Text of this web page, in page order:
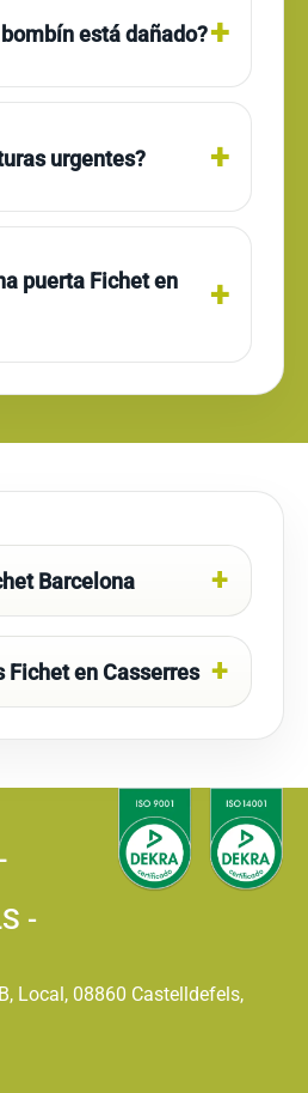
está dañado?
urgentes?
puerta Fichet en
Barcelona
Fichet en Casserres
-
Local, 08860 Castelldefels,